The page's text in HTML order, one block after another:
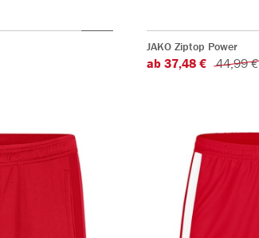
JAKO Ziptop Power
ab 37,48 € 44,99 €